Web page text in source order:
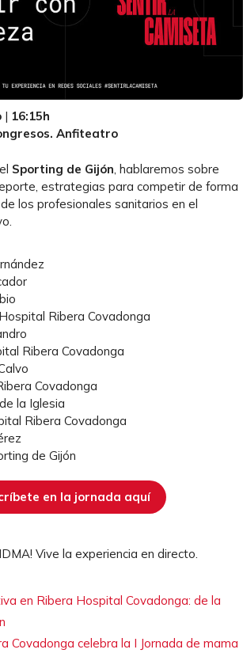
| 16:15h
Anfiteatro
Sporting de Gijón , hablaremos sobre
estrategias para competir de forma
los profesionales sanitarios en el
Ribera Covadonga
Ribera Covadonga
Covadonga
la Iglesia
Ribera Covadonga
de Gijón
en la jornada aquí
Vive la experiencia en directo.
en Ribera Hospital Covadonga: de la
Covadonga celebra la I Jornada de mama